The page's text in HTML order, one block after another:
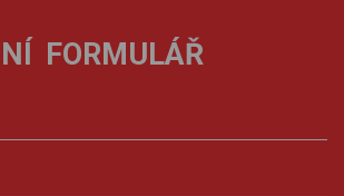
FORMULÁŘ